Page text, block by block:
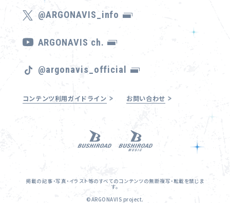
@ARGONAVIS_info
ARGONAVIS ch.
@argonavis_official
コンテンツ利用ガイドライン お問い合わせ
掲載の記事・写真・イラスト等のすべてのコンテンツの無断複写・転載を禁じま
す。
©ARGONAVIS project.